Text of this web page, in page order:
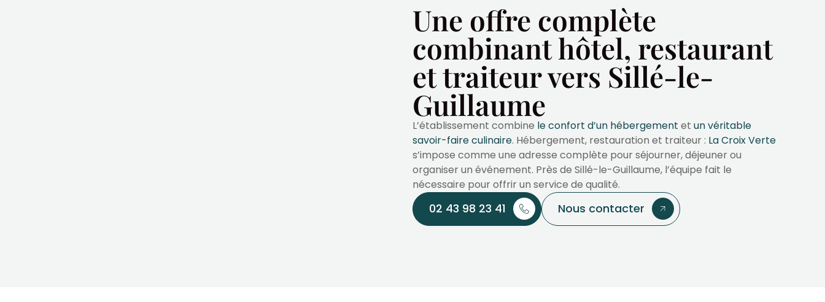
Une offre complète
combinant hôtel, restaurant
et traiteur vers Sillé-le-
Guillaume
L’établissement combine le confort d’un hébergement et un véritable
savoir-faire culinaire. Hébergement, restauration et traiteur : La Croix Verte
s’impose comme une adresse complète pour séjourner, déjeuner ou
organiser un événement. Près de Sillé-le-Guillaume, l’équipe fait le
nécessaire pour offrir un service de qualité.
02 43 98 23 41 Nous contacter